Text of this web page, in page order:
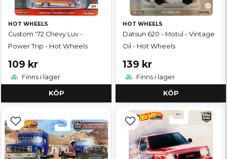
HOT WHEELS
Custom '72 Chevy Luv -
Power Trip - Hot Wheels
109 kr
Finns i lager
KÖP
HOT WHEELS
Datsun 620 - Motul - Vintage
Oil - Hot Wheels
139 kr
Finns i lager
KÖP